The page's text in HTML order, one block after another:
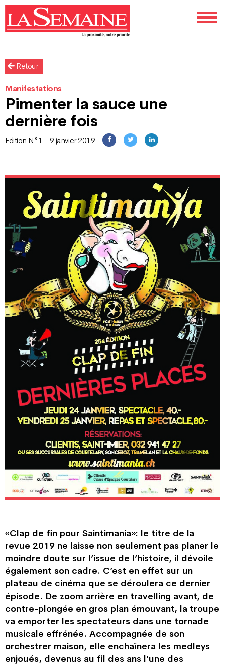
Retour
Manifestations
Pimenter la sauce une
dernière fois
Edition N°1 - 9 janvier 2019
«Clap de fin pour Saintimania»: le titre de la
revue 2019 ne laisse non seulement pas planer le
moindre doute sur l’issue de l’histoire, il dévoile
également son cadre. C’est en effet sur un
plateau de cinéma que se déroulera ce dernier
épisode. De zoom arrière en travelling avant, de
contre-plongée en gros plan émouvant, la troupe
va emporter les spectateurs dans une tornade
musicale effrénée. Accompagnée de son
orchestrer maison, elle enchaînera les medleys
enjoués, devenus au fil des ans l’une des